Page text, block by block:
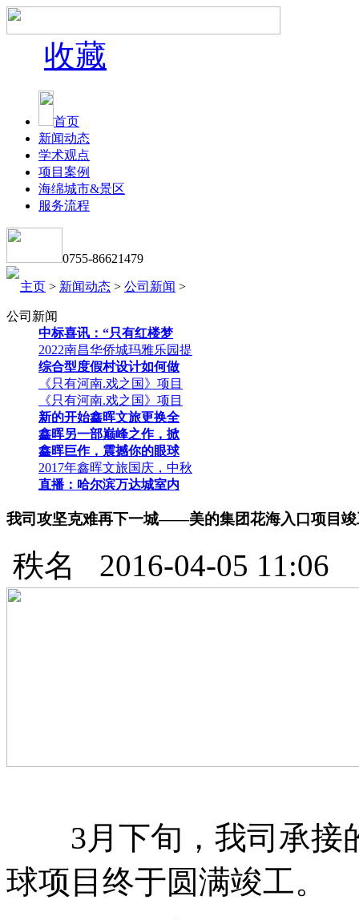
收藏
首页
新闻动态
学术观点
项目案例
海绵城市&景区
服务流程
0755-86621479
主页 > 新闻动态 > 公司新闻 >
公司新闻
中标喜讯：“只有红楼梦
2022南昌华侨城玛雅乐园提
综合型度假村设计如何做
《只有河南.戏之国》项目
《只有河南.戏之国》项目
新的开始鑫晖文旅更换全
鑫晖另一部巅峰之作，掀
鑫晖巨作，震撼你的眼球
2017年鑫晖文旅国庆，中秋
直播：哈尔滨万达城室内
我司攻坚克难再下一城——美的集团花海入口项目竣
秩名 2016-04-05 11:06
3月下旬，我司承接
球项目终于圆满竣工。